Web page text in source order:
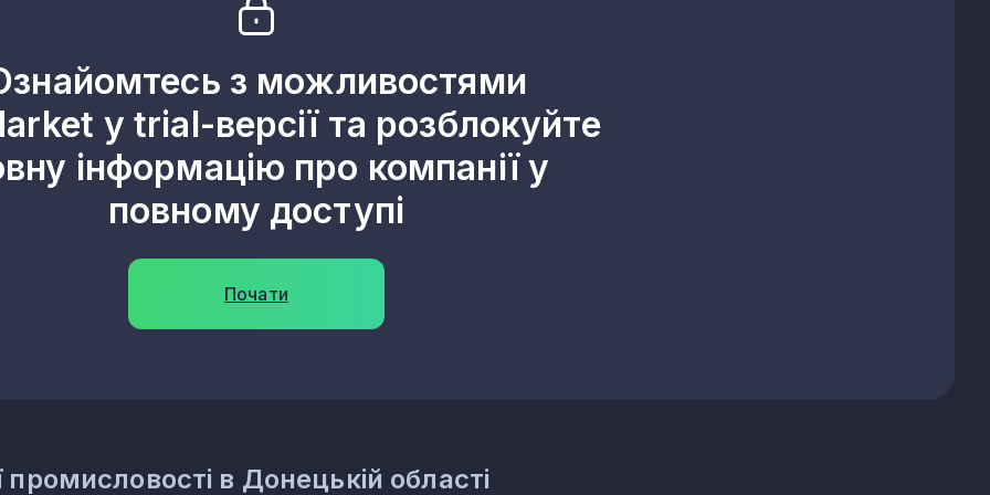
1
1
1
з можливостями
у trial-версії та розблокуйте
інформацію про компанії у
повному доступі
Почати
в Донецькій області